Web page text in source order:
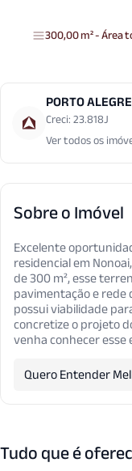
300,00 m² - Área
PORTO ALEGRE
Creci: 23.818J
Ver todos os
Sobre o Imóvel
Excelente
residencial em
de 300 m², esse
pavimentação e rede
possui viabilidade
concretize o projeto
venha conhecer esse
Quero Entender
Tudo que é